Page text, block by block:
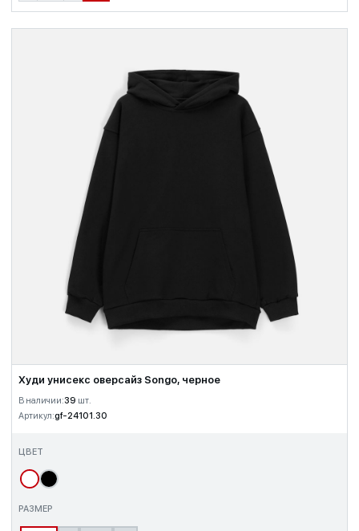
Худи унисекс оверсайз Songo, черное
В наличии:39 шт.
Артикул:gf-24101.30
ЦВЕТ
РАЗМЕР